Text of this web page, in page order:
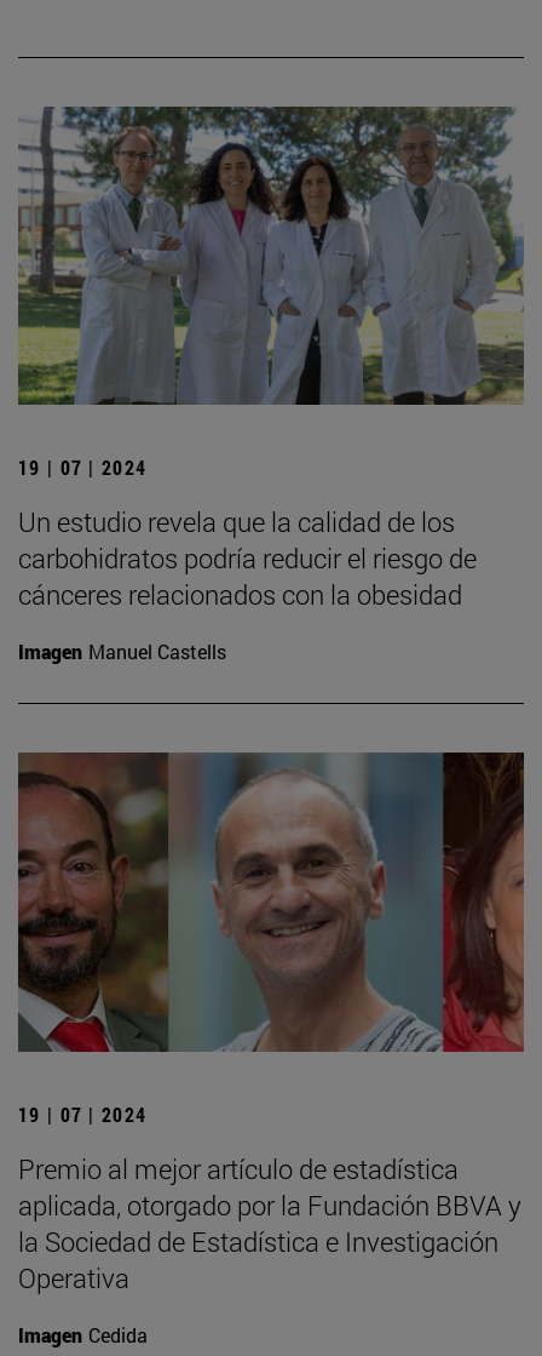
19 | 07 | 2024
Un estudio revela que la calidad de los
carbohidratos podría reducir el riesgo de
cánceres relacionados con la obesidad
Imagen Manuel Castells
19 | 07 | 2024
Premio al mejor artículo de estadística
aplicada, otorgado por la Fundación BBVA y
la Sociedad de Estadística e Investigación
Operativa
Imagen Cedida